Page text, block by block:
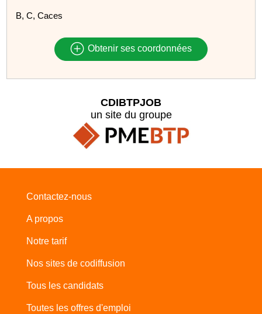
B, C, Caces
Obtenir ses coordonnées
CDIBTPJOB
un site du groupe
Contactez-nous
A propos
Notre tarif
Nos sites de codiffusion
Tous les candidats
Toutes les offres d'emploi